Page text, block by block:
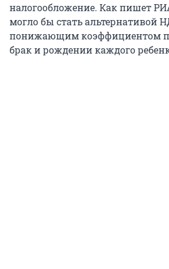
налогообложение. Как пишет
могло бы стать альтернативой
понижающим коэффициентом
брак и рождении каждого